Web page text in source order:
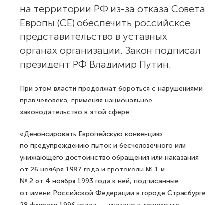
на территории РФ из-за отказа Совета
Европы (СЕ) обеспечить российское
представительство в уставных
органах организации. Закон подписал
президент РФ Владимир Путин.
При этом власти продолжат бороться с нарушениями
прав человека, применяя национальное
законодательство в этой сфере.
«Денонсировать Европейскую конвенцию
по предупреждению пыток и бесчеловечного или
унижающего достоинство обращения или наказания
от 26 ноября 1987 года и протоколы № 1 и
№ 2 от 4 ноября 1993 года к ней, подписанные
от имени Российской Федерации в городе Страсбурге